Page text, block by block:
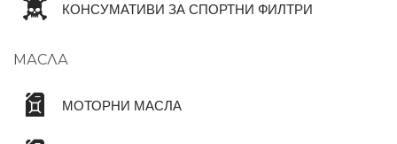
КОНСУМАТИВИ ЗА СПОРТНИ ФИЛТРИ
МАСЛА
МОТОРНИ МАСЛА